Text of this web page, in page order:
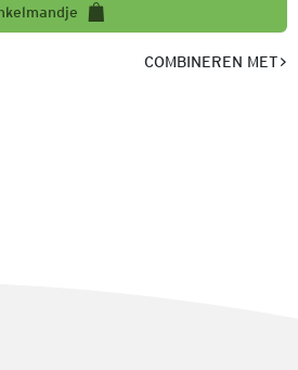
COMBINEREN MET